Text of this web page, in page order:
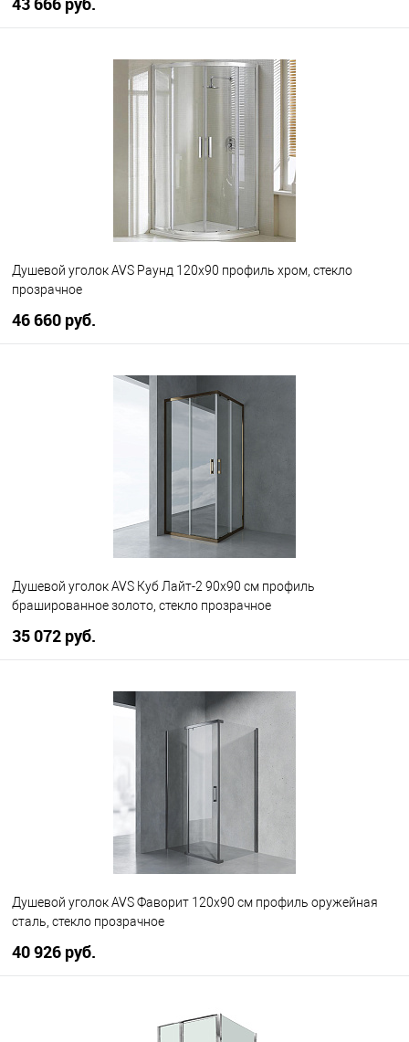
В корзину
В наличии
Душевой уголок AVS Раунд 120x90 профиль хром, стекло
прозрачное
46 660 руб.
В корзину
Душевой уголок AVS Куб Лайт-2 90x90 см профиль
брашированное золото, стекло прозрачное
35 072 руб.
В корзину
В наличии
Душевой уголок AVS Фаворит 120x90 см профиль оружейная
сталь, стекло прозрачное
40 926 руб.